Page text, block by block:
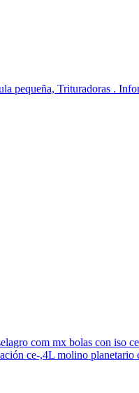
pequeña, Trituradoras .
com mx bolas con iso
ce-,4L molino planetario